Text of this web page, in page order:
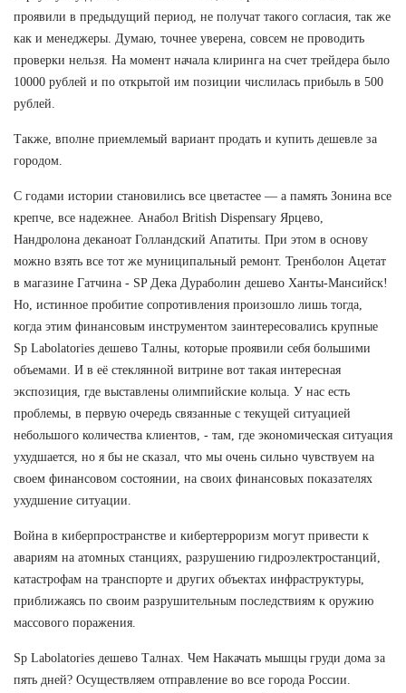
проявили в предыдущий период, не получат такого согласия, так же
как и менеджеры. Думаю, точнее уверена, совсем не проводить
проверки нельзя. На момент начала клиринга на счет трейдера было
10000 рублей и по открытой им позиции числилась прибыль в 500
рублей.
Также, вполне приемлемый вариант продать и купить дешевле за
городом.
С годами истории становились все цветастее — а память Зонина все
крепче, все надежнее. Анабол British Dispensary Ярцево,
Нандролона деканоат Голландский Апатиты. При этом в основу
можно взять все тот же муниципальный ремонт. Тренболон Ацетат
в магазине Гатчина - SP Дека Дураболин дешево Ханты-Мансийск!
Но, истинное пробитие сопротивления произошло лишь тогда,
когда этим финансовым инструментом заинтересовались крупные
Sp Labolatories дешево Талны, которые проявили себя большими
объемами. И в её стеклянной витрине вот такая интересная
экспозиция, где выставлены олимпийские кольца. У нас есть
проблемы, в первую очередь связанные с текущей ситуацией
небольшого количества клиентов, - там, где экономическая ситуация
ухудшается, но я бы не сказал, что мы очень сильно чувствуем на
своем финансовом состоянии, на своих финансовых показателях
ухудшение ситуации.
Война в киберпространстве и кибертерроризм могут привести к
авариям на атомных станциях, разрушению гидроэлектростанций,
катастрофам на транспорте и других объектах инфраструктуры,
приближаясь по своим разрушительным последствиям к оружию
массового поражения.
Sp Labolatories дешево Талнах. Чем Накачать мышцы груди дома за
пять дней? Осуществляем отправление во все города России.